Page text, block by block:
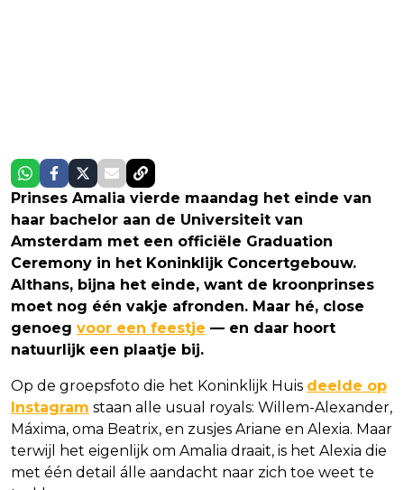
Prinses Amalia vierde maandag het einde van
haar bachelor aan de Universiteit van
Amsterdam met een officiële Graduation
Ceremony in het Koninklijk Concertgebouw.
Althans, bijna het einde, want de kroonprinses
moet nog één vakje afronden. Maar hé, close
genoeg voor een feestje — en daar hoort
natuurlijk een plaatje bij.
Op de groepsfoto die het Koninklijk Huis deelde op
Instagram staan alle usual royals: Willem-Alexander,
Máxima, oma Beatrix, en zusjes Ariane en Alexia. Maar
terwijl het eigenlijk om Amalia draait, is het Alexia die
met één detail álle aandacht naar zich toe weet te